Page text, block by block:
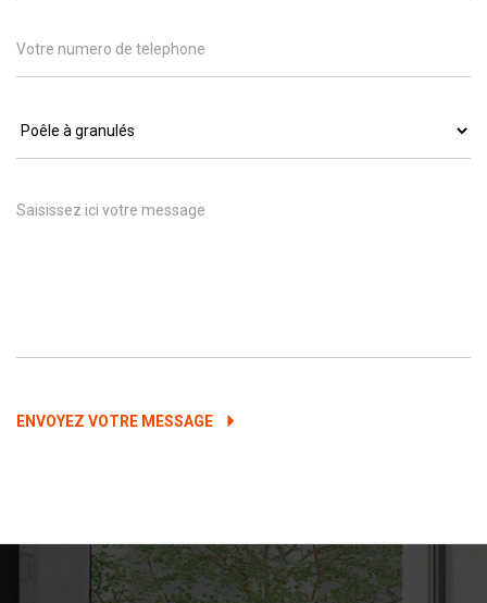
ENVOYEZ VOTRE MESSAGE